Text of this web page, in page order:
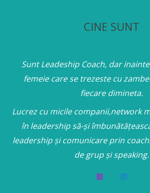
CINE SUNT
Sunt Leadeship Coach, dar
femeie care se trezeste cu
fiecare dimineta.
Lucrez cu micile companii,network
în leadership să-și
leadership și comunicare prin
de grup și speaking.